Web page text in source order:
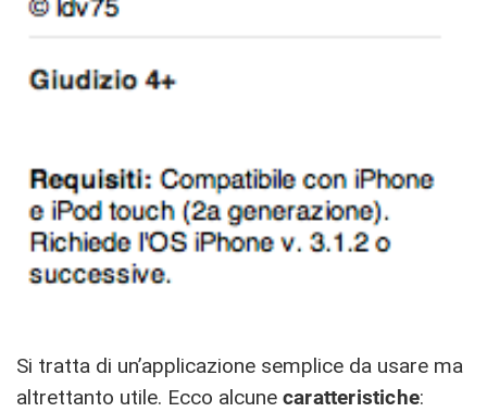
Si tratta di un’applicazione semplice da usare ma
altrettanto utile. Ecco alcune caratteristiche: